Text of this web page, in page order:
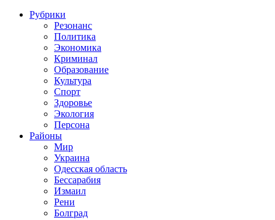
Рубрики
Резонанс
Политика
Экономика
Криминал
Образование
Культура
Спорт
Здоровье
Экология
Персона
Районы
Мир
Украина
Одесская область
Бессарабия
Измаил
Рени
Болград